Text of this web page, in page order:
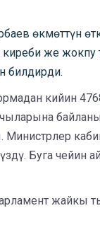
өкмөттүн
же жокпу
билдирди.
кийин
Буга
жайкы